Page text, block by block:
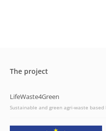
The project
LifeWaste4Green
Sustainable and green agri-waste